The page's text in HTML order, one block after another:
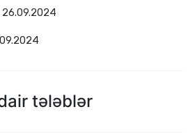
26.09.2024
tələblər